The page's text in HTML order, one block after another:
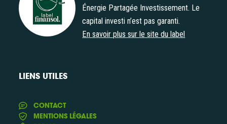
Label Finansol
Énergie Partagée Investissement. Le
capital investi n’est pas garanti.
En savoir plus sur le site du label
LIENS UTILES
CONTACT
MENTIONS LÉGALES